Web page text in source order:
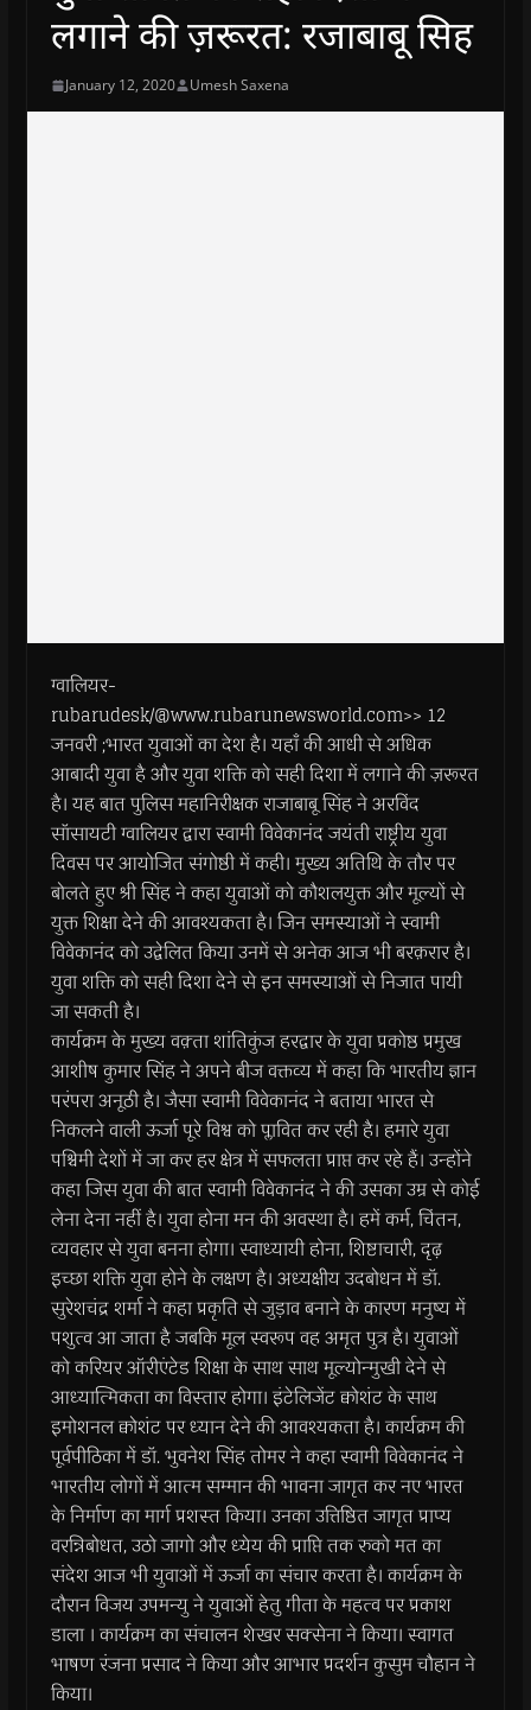
लगाने की ज़रूरत: रजाबाबू सिह
January 12, 2020 Umesh Saxena
ग्वालियर-
rubarudesk/@www.rubarunewsworld.com>> 12
जनवरी ;भारत युवाओं का देश है। यहाँ की आधी से अधिक
आबादी युवा है और युवा शक्ति को सही दिशा में लगाने की ज़रूरत
है। यह बात पुलिस महानिरीक्षक राजाबाबू सिंह ने अरविंद
सॉसायटी ग्वालियर द्वारा स्वामी विवेकानंद जयंती राष्ट्रीय युवा
दिवस पर आयोजित संगोष्ठी में कही। मुख्य अतिथि के तौर पर
बोलते हुए श्री सिंह ने कहा युवाओं को कौशलयुक्त और मूल्यों से
युक्त शिक्षा देने की आवश्यकता है। जिन समस्याओं ने स्वामी
विवेकानंद को उद्वेलित किया उनमें से अनेक आज भी बरक़रार है।
युवा शक्ति को सही दिशा देने से इन समस्याओं से निजात पायी
जा सकती है।
कार्यक्रम के मुख्य वक़्ता शांतिकुंज हरद्वार के युवा प्रकोष्ठ प्रमुख
आशीष कुमार सिंह ने अपने बीज वक्तव्य में कहा कि भारतीय ज्ञान
परंपरा अनूठी है। जैसा स्वामी विवेकानंद ने बताया भारत से
निकलने वाली ऊर्जा पूरे विश्व को प्लावित कर रही है। हमारे युवा
पश्चिमी देशों में जा कर हर क्षेत्र में सफलता प्राप्त कर रहे हैं। उन्होंने
कहा जिस युवा की बात स्वामी विवेकानंद ने की उसका उम्र से कोई
लेना देना नहीं है। युवा होना मन की अवस्था है। हमें कर्म, चिंतन,
व्यवहार से युवा बनना होगा। स्वाध्यायी होना, शिष्टाचारी, दृढ़
इच्छा शक्ति युवा होने के लक्षण है। अध्यक्षीय उदबोधन में डॉ.
सुरेशचंद्र शर्मा ने कहा प्रकृति से जुड़ाव बनाने के कारण मनुष्य में
पशुत्व आ जाता है जबकि मूल स्वरूप वह अमृत पुत्र है। युवाओं
को करियर ऑरीएंटेड शिक्षा के साथ साथ मूल्योन्मुखी देने से
आध्यात्मिकता का विस्तार होगा। इंटेलिजेंट क्वोशंट के साथ
इमोशनल क्वोशंट पर ध्यान देने की आवश्यकता है। कार्यक्रम की
पूर्वपीठिका में डॉ. भुवनेश सिंह तोमर ने कहा स्वामी विवेकानंद ने
भारतीय लोगों में आत्म सम्मान की भावना जागृत कर नए भारत
के निर्माण का मार्ग प्रशस्त किया। उनका उत्तिष्ठित जागृत प्राप्य
वरन्निबोधत, उठो जागो और ध्येय की प्राप्ति तक रुको मत का
संदेश आज भी युवाओं में ऊर्जा का संचार करता है। कार्यक्रम के
दौरान विजय उपमन्यु ने युवाओं हेतु गीता के महत्व पर प्रकाश
डाला । कार्यक्रम का संचालन शेखर सक्सेना ने किया। स्वागत
भाषण रंजना प्रसाद ने किया और आभार प्रदर्शन कुसुम चौहान ने
किया।